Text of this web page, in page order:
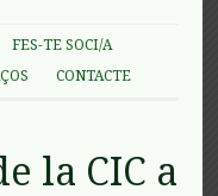
FES-TE SOCI/A
CONTACTE
la CIC a